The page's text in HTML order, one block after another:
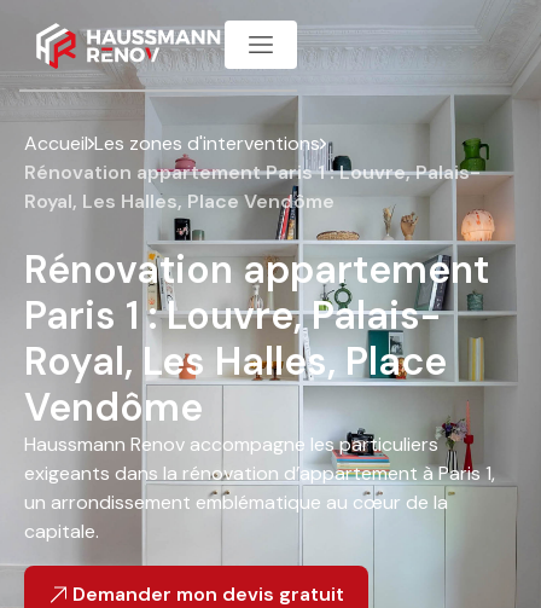
Rénovation appartement
Paris 1 : Louvre, Palais-
Royal, Les Halles, Place
Vendôme
Haussmann Renov accompagne les particuliers
exigeants dans la rénovation d’appartement à Paris 1,
un arrondissement emblématique au cœur de la
capitale.
Demander mon devis gratuit
Accueil Les zones d'interventions
Rénovation appartement Paris 1 : Louvre, Palais-
Royal, Les Halles, Place Vendôme